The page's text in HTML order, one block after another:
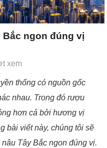
ngon đúng vị
xem
thống có nguồn gốc
nhau. Trong đó rượu
hơn cả bởi hương vị
bài viết này, chúng tôi sẽ
Tây Bắc ngon đúng vị.